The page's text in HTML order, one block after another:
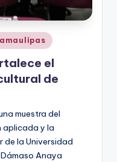
el
de
muestra del
aplicada y la
de la Universidad
Anaya